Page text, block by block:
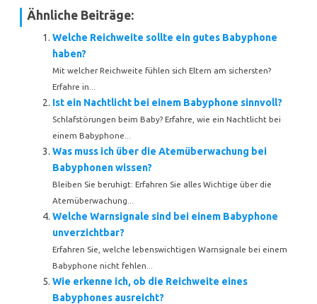
Ähnliche Beiträge:
Welche Reichweite sollte ein gutes Babyphone
haben?
Mit welcher Reichweite fühlen sich Eltern am sichersten?
Erfahre in...
Ist ein Nachtlicht bei einem Babyphone sinnvoll?
Schlafstörungen beim Baby? Erfahre, wie ein Nachtlicht bei
einem Babyphone...
Was muss ich über die Atemüberwachung bei
Babyphonen wissen?
Bleiben Sie beruhigt: Erfahren Sie alles Wichtige über die
Atemüberwachung...
Welche Warnsignale sind bei einem Babyphone
unverzichtbar?
Erfahren Sie, welche lebenswichtigen Warnsignale bei einem
Babyphone nicht fehlen...
Wie erkenne ich, ob die Reichweite eines
Babyphones ausreicht?